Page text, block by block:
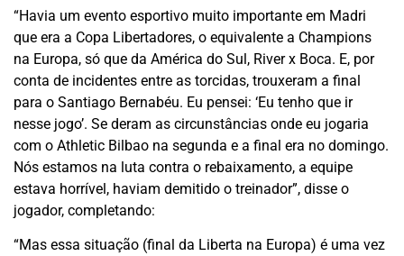
“Havia um evento esportivo muito importante em Madri
que era a Copa Libertadores, o equivalente a Champions
na Europa, só que da América do Sul, River x Boca. E, por
conta de incidentes entre as torcidas, trouxeram a final
para o Santiago Bernabéu. Eu pensei: ‘Eu tenho que ir
nesse jogo’. Se deram as circunstâncias onde eu jogaria
com o Athletic Bilbao na segunda e a final era no domingo.
Nós estamos na luta contra o rebaixamento, a equipe
estava horrível, haviam demitido o treinador”, disse o
jogador, completando:
“Mas essa situação (final da Liberta na Europa) é uma vez